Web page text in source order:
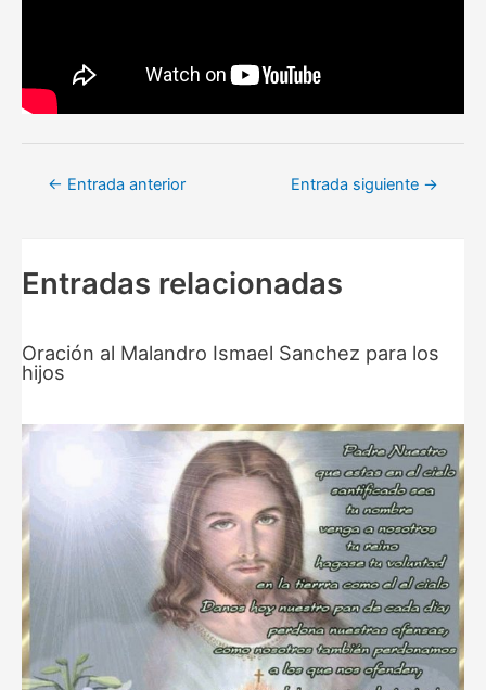
Navegación
← Entrada anterior Entrada siguiente →
Entradas relacionadas
Oración al Malandro Ismael Sanchez para los
hijos